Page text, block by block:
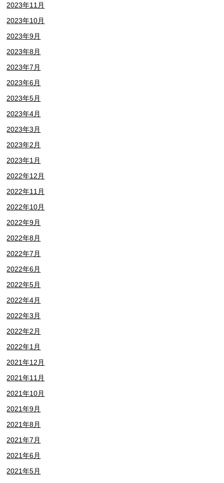
2023年11月
2023年10月
2023年9月
2023年8月
2023年7月
2023年6月
2023年5月
2023年4月
2023年3月
2023年2月
2023年1月
2022年12月
2022年11月
2022年10月
2022年9月
2022年8月
2022年7月
2022年6月
2022年5月
2022年4月
2022年3月
2022年2月
2022年1月
2021年12月
2021年11月
2021年10月
2021年9月
2021年8月
2021年7月
2021年6月
2021年5月